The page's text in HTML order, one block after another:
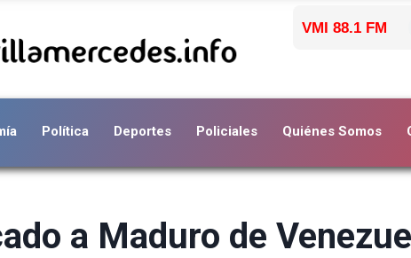
VMI 88.1 FM
Política Deportes Policiales Quiénes Somos
a Maduro de